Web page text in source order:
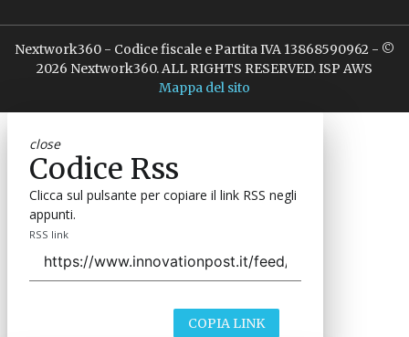
Nextwork360 - Codice fiscale e Partita IVA 13868590962 - ©
2026 Nextwork360. ALL RIGHTS RESERVED. ISP AWS
Mappa del sito
close
Codice Rss
Clicca sul pulsante per copiare il link RSS negli
appunti.
RSS link
COPIA LINK